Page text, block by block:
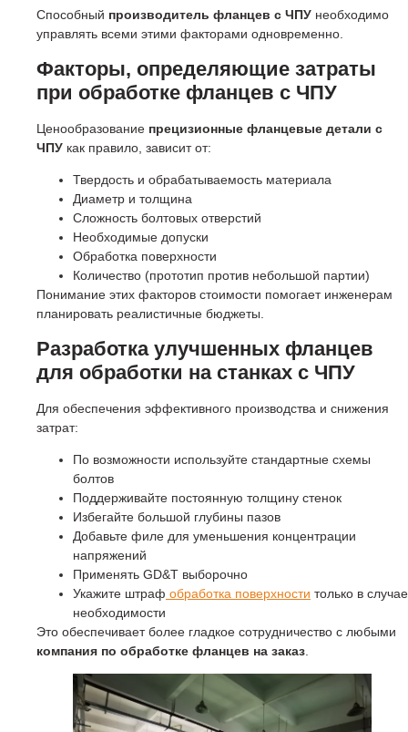
Способный производитель фланцев с ЧПУ необходимо
управлять всеми этими факторами одновременно.
Факторы, определяющие затраты
при обработке фланцев с ЧПУ
Ценообразование прецизионные фланцевые детали с
ЧПУ как правило, зависит от:
Твердость и обрабатываемость материала
Диаметр и толщина
Сложность болтовых отверстий
Необходимые допуски
Обработка поверхности
Количество (прототип против небольшой партии)
Понимание этих факторов стоимости помогает инженерам
планировать реалистичные бюджеты.
Разработка улучшенных фланцев
для обработки на станках с ЧПУ
Для обеспечения эффективного производства и снижения
затрат:
По возможности используйте стандартные схемы
болтов
Поддерживайте постоянную толщину стенок
Избегайте большой глубины пазов
Добавьте филе для уменьшения концентрации
напряжений
Применять GD&T выборочно
Укажите штраф обработка поверхности только в случае
необходимости
Это обеспечивает более гладкое сотрудничество с любыми
компания по обработке фланцев на заказ